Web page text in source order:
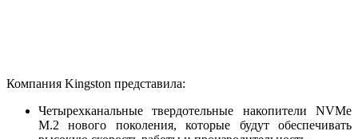
Компания Kingston представила:
Четырехканальные твердотельные накопители NVMe
M.2 нового поколения, которые будут обеспечивать